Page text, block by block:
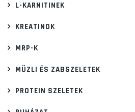
L-KARNITINEK
KREATINOK
MRP-K
MÜZLI ÉS ZABSZELETEK
PROTEIN SZELETEK